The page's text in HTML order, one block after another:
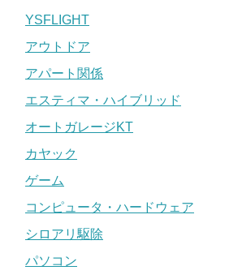
YSFLIGHT
アウトドア
アパート関係
エスティマ・ハイブリッド
オートガレージKT
カヤック
ゲーム
コンピュータ・ハードウェア
シロアリ駆除
パソコン